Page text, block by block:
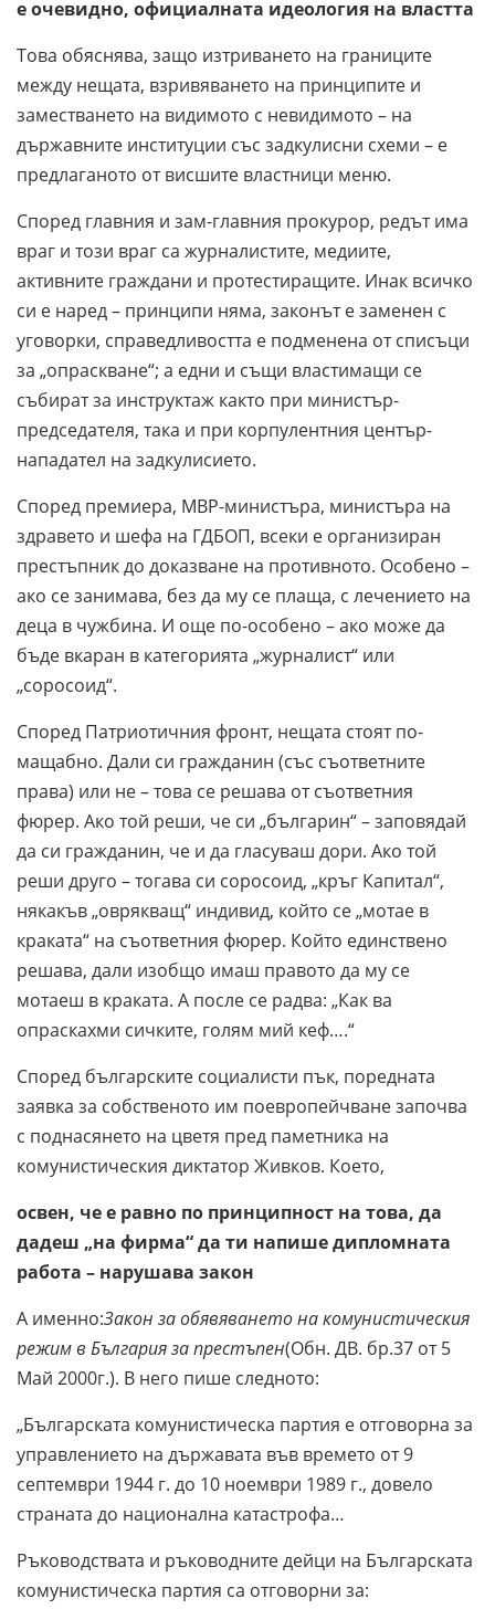
е очевидно, официалната идеология на властта
Това обяснява, защо изтриването на границите
между нещата, взривяването на принципите и
заместването на видимото с невидимото – на
държавните институции със задкулисни схеми – е
предлаганото от висшите властници меню.
Според главния и зам-главния прокурор, редът има
враг и този враг са журналистите, медиите,
активните граждани и протестиращите. Инак всичко
си е наред – принципи няма, законът е заменен с
уговорки, справедливостта е подменена от списъци
за „опраскване“; а едни и същи властимащи се
събират за инструктаж както при министър-
председателя, така и при корпулентния център-
нападател на задкулисието.
Според премиера, МВР-министъра, министъра на
здравето и шефа на ГДБОП, всеки е организиран
престъпник до доказване на противното. Особено –
ако се занимава, без да му се плаща, с лечението на
деца в чужбина. И още по-особено – ако може да
бъде вкаран в категорията „журналист“ или
„соросоид“.
Според Патриотичния фронт, нещата стоят по-
мащабно. Дали си гражданин (със съответните
права) или не – това се решава от съответния
фюрер. Ако той реши, че си „българин“ – заповядай
да си гражданин, че и да гласуваш дори. Ако той
реши друго – тогава си соросоид, „кръг Капитал“,
някакъв „оврякващ“ индивид, който се „мотае в
краката“ на съответния фюрер. Който единствено
решава, дали изобщо имаш правото да му се
мотаеш в краката. А после се радва: „Как ва
опраскахми сичките, голям мий кеф….“
Според българските социалисти пък, поредната
заявка за собственото им поевропейчване започва
с поднасянето на цветя пред паметника на
комунистическия диктатор Живков. Което,
освен, че е равно по принципност на това, да
дадеш „на фирма“ да ти напише дипломната
работа – нарушава закон
А именно:Закон за обявяването на комунистическия
режим в България за престъпен(Обн. ДВ. бр.37 от 5
Май 2000г.). В него пише следното:
„Българската комунистическа партия е отговорна за
управлението на държавата във времето от 9
септември 1944 г. до 10 ноември 1989 г., довело
страната до национална катастрофа…
Ръководствата и ръководните дейци на Българската
комунистическа партия са отговорни за: